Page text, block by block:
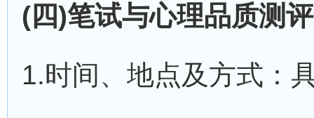
(四)笔试与心理品质测评
1.时间、地点及方式：